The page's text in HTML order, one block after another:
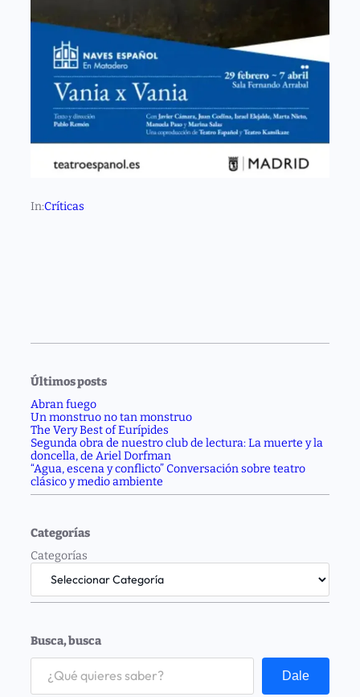
In:Críticas
Últimos posts
Abran fuego
Un monstruo no tan monstruo
The Very Best of Eurípides
Segunda obra de nuestro club de lectura: La muerte y la
doncella, de Ariel Dorfman
“Agua, escena y conflicto” Conversación sobre teatro
clásico y medio ambiente
Categorías
Categorías
Busca, busca
S
Dale